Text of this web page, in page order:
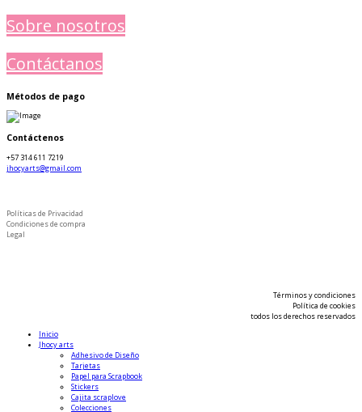
Sobre nosotros
Contáctanos
Métodos de pago
Contáctenos
+57 314 611 7219
jhocyarts@gmail.com
Políticas de Privacidad
Condiciones de compra
Legal
Términos y condiciones
Política de cookies
todos los derechos reservados
Inicio
Jhocy arts
Adhesivo de Diseño
Tarjetas
Papel para Scrapbook
Stickers
Cajita scraplove
Colecciones